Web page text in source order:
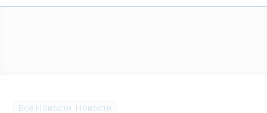
О нас
Все Новости Новости